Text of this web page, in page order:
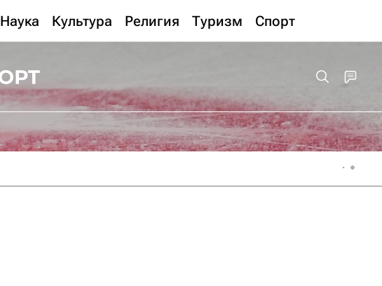
Наука Культура Религия Туризм Спорт